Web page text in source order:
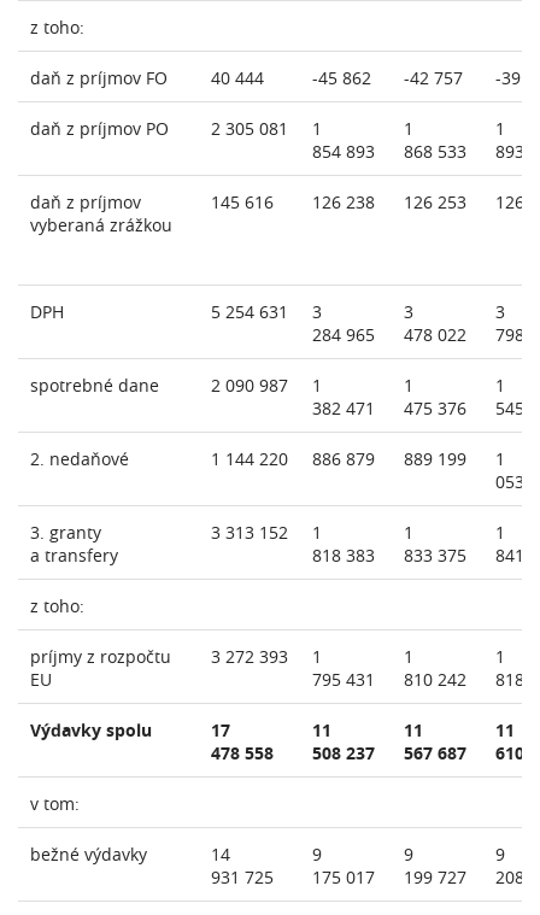
z toho:
daň z príjmov FO 40 444 -45 862 -42 757 -39
daň z príjmov PO 2 305 081
1
854 893
1
868 533
1
893
daň z príjmov
vyberaná zrážkou
145 616 126 238 126 253 126
DPH 5 254 631
3
284 965
3
478 022
3
798
spotrebné dane 2 090 987
1
382 471
1
475 376
1
545
2. nedaňové 1 144 220 886 879 889 199
1
053
3. granty
a transfery
3 313 152
1
818 383
1
833 375
1
841
z toho:
príjmy z rozpočtu
EU
3 272 393
1
795 431
1
810 242
1
818
Výdavky spolu
17
478 558
11
508 237
11
567 687
11
610
v tom:
bežné výdavky
14
931 725
9
175 017
9
199 727
9
208